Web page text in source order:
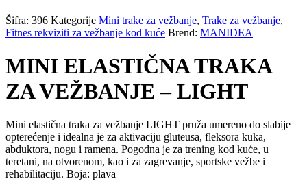
Šifra: 396 Kategorije Mini trake za vežbanje, Trake za vežbanje,
Fitnes rekviziti za vežbanje kod kuće Brend: MANIDEA
MINI ELASTIČNA TRAKA
ZA VEŽBANJE – LIGHT
Mini elastična traka za vežbanje LIGHT pruža umereno do slabije
opterećenje i idealna je za aktivaciju gluteusa, fleksora kuka,
abduktora, nogu i ramena. Pogodna je za trening kod kuće, u
teretani, na otvorenom, kao i za zagrevanje, sportske vežbe i
rehabilitaciju. Boja: plava